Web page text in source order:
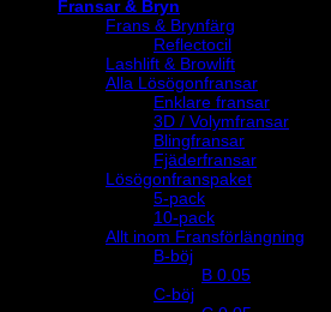
Fransar & Bryn
Frans & Brynfärg
Reflectocil
Lashlift & Browlift
Alla Lösögonfransar
Enklare fransar
3D / Volymfransar
Blingfransar
Fjäderfransar
Lösögonfranspaket
5-pack
10-pack
Allt inom Fransförlängning
B-böj
B 0.05
C-böj